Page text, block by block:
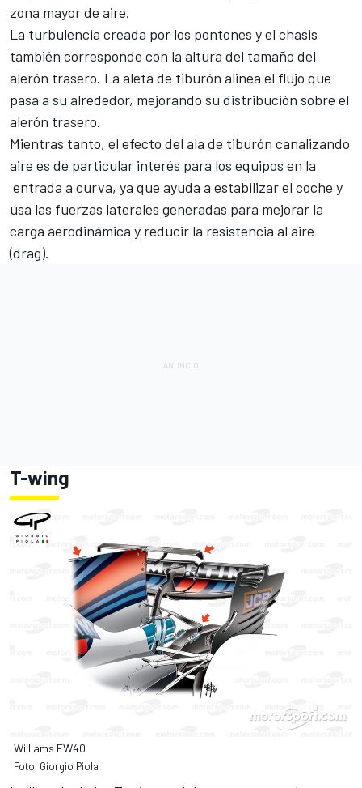
zona mayor de aire.
La turbulencia creada por los pontones y el chasis
también corresponde con la altura del tamaño del
alerón trasero. La aleta de tiburón alinea el flujo que
pasa a su alrededor, mejorando su distribución sobre el
alerón trasero.
Mientras tanto, el efecto del ala de tiburón canalizando
aire es de particular interés para los equipos en la
entrada a curva, ya que ayuda a estabilizar el coche y
usa las fuerzas laterales generadas para mejorar la
carga aerodinámica y reducir la resistencia al aire
(drag).
T-wing
Williams FW40
Foto: Giorgio Piola